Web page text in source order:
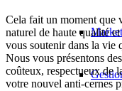
Cela fait un moment que
naturel de haute qualité
vous soutenir dans la vie
Nous vous présentons
coûteux, respectueux de
votre nouvel anti-cernes